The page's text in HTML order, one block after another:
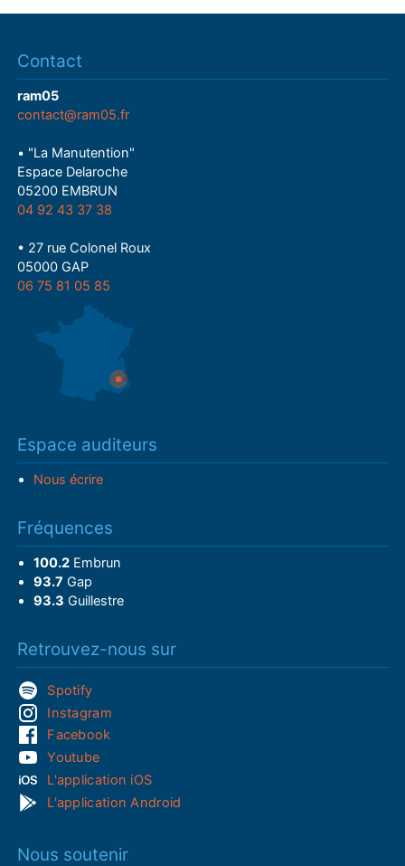
Contact
ram05
contact@ram05.fr
• "La Manutention"
Espace Delaroche
05200 EMBRUN
04 92 43 37 38
• 27 rue Colonel Roux
05000 GAP
06 75 81 05 85
Espace auditeurs
Nous écrire
Fréquences
100.2Embrun
93.7 Gap
93.3 Guillestre
Retrouvez-nous sur
Spotify
Instagram
Facebook
Youtube
L'application iOS
L'application Android
Nous soutenir